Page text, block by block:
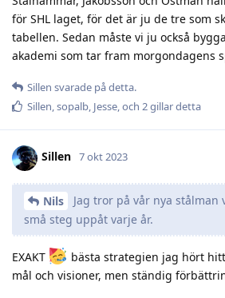
för SHL laget, för det är ju de tre som
tabellen. Sedan måste vi ju också
akademi som tar fram morgondagens
Sillen svarade på detta.
Sillen sopalb Jesse , och 2gillar detta
Sillen 7 okt 2023
Nils
Jag tror på vår nya stålman
små steg uppåt varje år.
EXAKT
bästa strategien jag hört
mål och visioner, men ständig